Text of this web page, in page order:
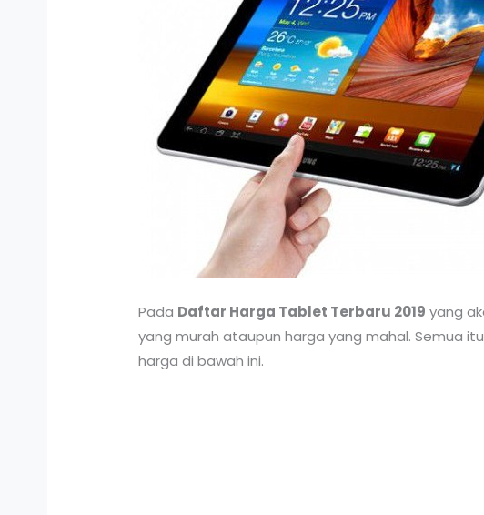
Pada Daftar Harga Tablet Terbaru 2019 yang
yang murah ataupun harga yang mahal. Semua
harga di bawah ini.